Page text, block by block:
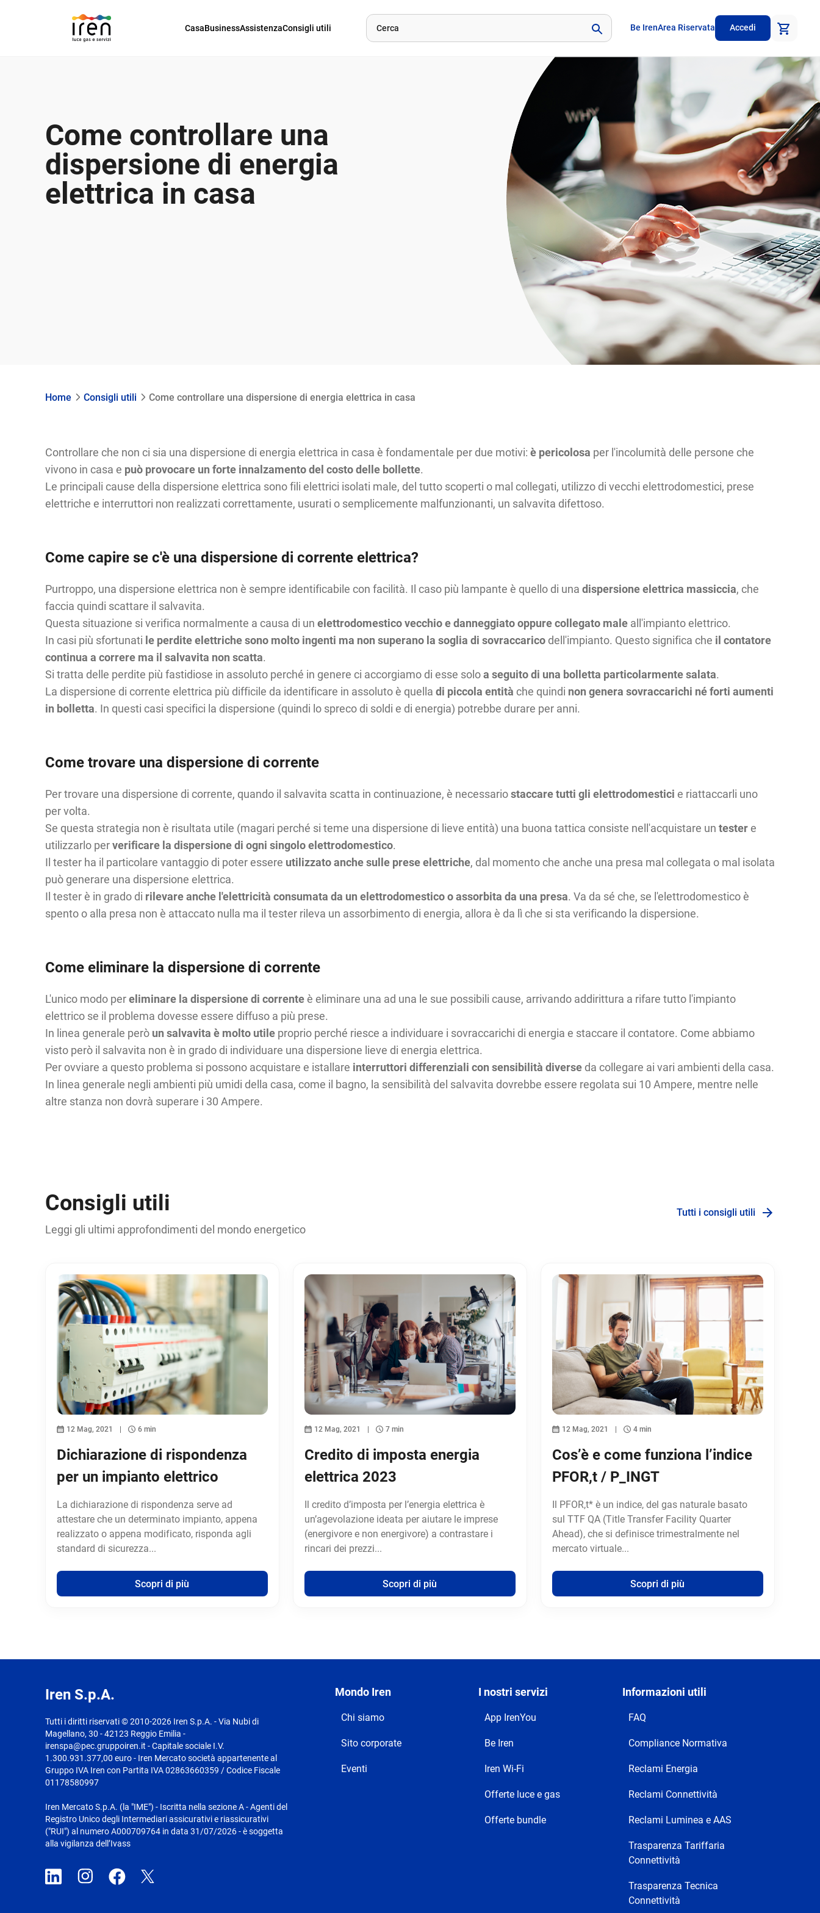
CasaBusinessAssistenzaConsigli utili Be IrenArea Riservata Accedi
Come controllare una
dispersione di energia
elettrica in casa
Home Consigli utili Come controllare una dispersione di energia elettrica in casa
Controllare che non ci sia una dispersione di energia elettrica in casa è fondamentale per due motivi: è pericolosa per l'incolumità delle persone che
vivono in casa e può provocare un forte innalzamento del costo delle bollette.
Le principali cause della dispersione elettrica sono fili elettrici isolati male, del tutto scoperti o mal collegati, utilizzo di vecchi elettrodomestici, prese
elettriche e interruttori non realizzati correttamente, usurati o semplicemente malfunzionanti, un salvavita difettoso.
Come capire se c'è una dispersione di corrente elettrica?
Purtroppo, una dispersione elettrica non è sempre identificabile con facilità. Il caso più lampante è quello di una dispersione elettrica massiccia, che
faccia quindi scattare il salvavita.
Questa situazione si verifica normalmente a causa di un elettrodomestico vecchio e danneggiato oppure collegato maleall'impianto elettrico.
In casi più sfortunati le perdite elettriche sono molto ingenti ma non superano la soglia di sovraccaricodell'impianto. Questo significa che il contatore
continua a correre ma il salvavita non scatta.
Si tratta delle perdite più fastidiose in assoluto perché in genere ci accorgiamo di esse soloa seguito di una bolletta particolarmente salata.
La dispersione di corrente elettrica più difficile da identificare in assoluto è quella di piccola entità che quindi non genera sovraccarichi né forti aumenti
in bolletta. In questi casi specifici la dispersione (quindi lo spreco di soldi e di energia) potrebbe durare per anni.
Come trovare una dispersione di corrente
Per trovare una dispersione di corrente, quando il salvavita scatta in continuazione, è necessariostaccare tutti gli elettrodomestici e riattaccarli uno
per volta.
Se questa strategia non è risultata utile (magari perché si teme una dispersione di lieve entità) una buona tattica consiste nell'acquistare un testere
utilizzarlo perverificare la dispersione di ogni singolo elettrodomestico.
Il tester ha il particolare vantaggio di poter essere utilizzato anche sulle prese elettriche, dal momento che anche una presa mal collegata o mal isolata
può generare una dispersione elettrica.
Il tester è in grado di rilevare anche l'elettricità consumata da un elettrodomestico o assorbita da una presa. Va da sé che, se l'elettrodomestico è
spento o alla presa non è attaccato nulla ma il tester rileva un assorbimento di energia, allora è da lì che si sta verificando la dispersione.
Come eliminare la dispersione di corrente
L'unico modo pereliminare la dispersione di correnteè eliminare una ad una le sue possibili cause, arrivando addirittura a rifare tutto l'impianto
elettrico se il problema dovesse essere diffuso a più prese.
In linea generale però un salvavita è molto utileproprio perché riesce a individuare i sovraccarichi di energia e staccare il contatore. Come abbiamo
visto però il salvavita non è in grado di individuare una dispersione lieve di energia elettrica.
Per ovviare a questo problema si possono acquistare e istallare interruttori differenziali con sensibilità diverseda collegare ai vari ambienti della casa.
In linea generale negli ambienti più umidi della casa, come il bagno, la sensibilità del salvavita dovrebbe essere regolata sui 10 Ampere, mentre nelle
altre stanza non dovrà superare i 30 Ampere.
Consigli utili
Leggi gli ultimi approfondimenti del mondo energetico
Tutti i consigli utili
12 Mag, 2021 6 min
Dichiarazione di rispondenza
per un impianto elettrico
La dichiarazione di rispondenza serve ad
attestare che un determinato impianto, appena
realizzato o appena modificato, risponda agli
standard di sicurezza...
Scopri di più
12 Mag, 2021 7 min
Credito di imposta energia
elettrica 2023
Il credito d’imposta per l’energia elettrica è
un’agevolazione ideata per aiutare le imprese
(energivore e non energivore) a contrastare i
rincari dei prezzi...
Scopri di più
12 Mag, 2021 4 min
Cos’è e come funziona l’indice
PFOR,t / P_INGT
Il PFOR,t* è un indice, del gas naturale basato
sul TTF QA (Title Transfer Facility Quarter
Ahead), che si definisce trimestralmente nel
mercato virtuale...
Scopri di più
Iren S.p.A.
Tutti i diritti riservati © 2010-2026 Iren S.p.A. - Via Nubi di
Magellano, 30 - 42123 Reggio Emilia -
irenspa@pec.gruppoiren.it - Capitale sociale I.V.
1.300.931.377,00 euro - Iren Mercato società appartenente al
Gruppo IVA Iren con Partita IVA 02863660359 / Codice Fiscale
01178580997
Iren Mercato S.p.A. (la "IME") - Iscritta nella sezione A - Agenti del
Registro Unico degli Intermediari assicurativi e riassicurativi
("RUI") al numero A000709764 in data 31/07/2026 - è soggetta
alla vigilanza dell’Ivass
Mondo Iren
Chi siamo
Sito corporate
Eventi
I nostri servizi
App IrenYou
Be Iren
Iren Wi-Fi
Offerte luce e gas
Offerte bundle
Informazioni utili
FAQ
Compliance Normativa
Reclami Energia
Reclami Connettività
Reclami Luminea e AAS
Trasparenza Tariffaria
Connettività
Trasparenza Tecnica
Connettività